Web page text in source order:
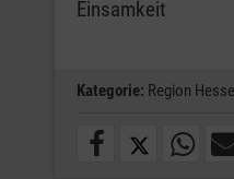
Einsamkeit
Kategorie: Region